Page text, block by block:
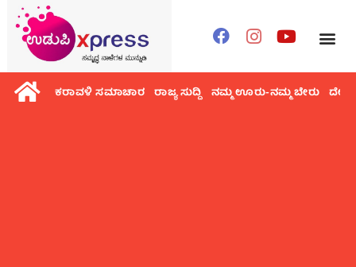
ಕರಾವಳಿ ಸಮಾಚಾರ ರಾಜ್ಯ ಸುದ್ದಿ ನಮ್ಮ ಊರು-ನಮ್ಮ ಬೇರು ದೇಶ